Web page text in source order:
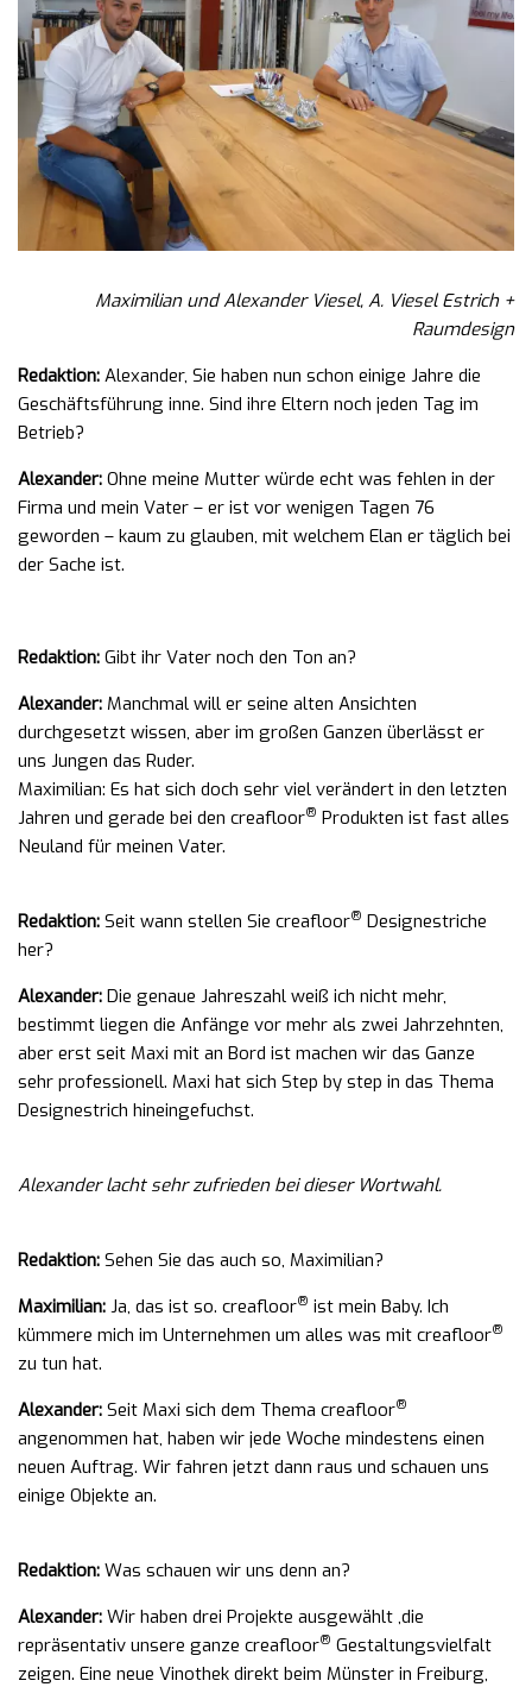
Maximilian und Alexander Viesel, A. Viesel Estrich +
Raumdesign
Redaktion: Alexander, Sie haben nun schon einige Jahre die
Geschäftsführung inne. Sind ihre Eltern noch jeden Tag im
Betrieb?
Alexander: Ohne meine Mutter würde echt was fehlen in der
Firma und mein Vater – er ist vor wenigen Tagen 76
geworden – kaum zu glauben, mit welchem Elan er täglich bei
der Sache ist.
Redaktion: Gibt ihr Vater noch den Ton an?
Alexander: Manchmal will er seine alten Ansichten
durchgesetzt wissen, aber im großen Ganzen überlässt er
uns Jungen das Ruder.
Maximilian: Es hat sich doch sehr viel verändert in den letzten
Jahren und gerade bei den creafloor® Produkten ist fast alles
Neuland für meinen Vater.
Redaktion: Seit wann stellen Sie creafloor® Designestriche
her?
Alexander: Die genaue Jahreszahl weiß ich nicht mehr,
bestimmt liegen die Anfänge vor mehr als zwei Jahrzehnten,
aber erst seit Maxi mit an Bord ist machen wir das Ganze
sehr professionell. Maxi hat sich Step by step in das Thema
Designestrich hineingefuchst.
Alexander lacht sehr zufrieden bei dieser Wortwahl.
Redaktion: Sehen Sie das auch so, Maximilian?
Maximilian: Ja, das ist so. creafloor® ist mein Baby. Ich
kümmere mich im Unternehmen um alles was mit creafloor®
zu tun hat.
Alexander: Seit Maxi sich dem Thema creafloor®
angenommen hat, haben wir jede Woche mindestens einen
neuen Auftrag. Wir fahren jetzt dann raus und schauen uns
einige Objekte an.
Redaktion: Was schauen wir uns denn an?
Alexander: Wir haben drei Projekte ausgewählt ,die
repräsentativ unsere ganze creafloor® Gestaltungsvielfalt
zeigen. Eine neue Vinothek direkt beim Münster in Freiburg,